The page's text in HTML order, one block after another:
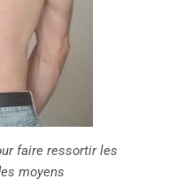
faire ressortir les
moyens